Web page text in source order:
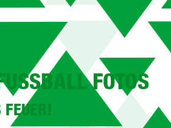
FOTOS